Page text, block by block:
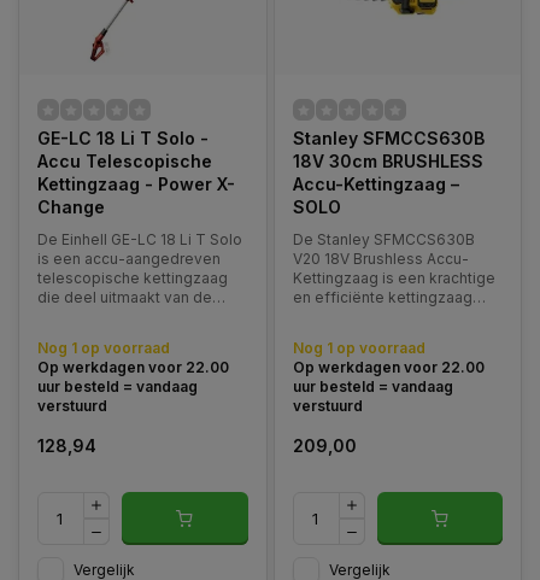
GE-LC 18 Li T Solo -
Accu Telescopische
Kettingzaag - Power X-
Change
De Einhell GE-LC 18 Li T Solo
is een accu-aangedreven
telescopische kettingzaag
die deel uitmaakt van de
Nog 1 op voorraad
Op werkdagen voor 22.00
uur besteld = vandaag
verstuurd
128,94
Vergelijk
Stanley SFMCCS630B
18V 30cm BRUSHLESS
Accu-Kettingzaag –
SOLO
De Stanley SFMCCS630B
V20 18V Brushless Accu-
Kettingzaag is een krachtige
en efficiënte kettingzaag
hout in de tuin. Dankzij de
combinatie van een 30 cm
zwaardlengte
Nog 1 op voorraad
Op werkdagen voor 22.00
uur besteld = vandaag
verstuurd
209,00
Vergelijk